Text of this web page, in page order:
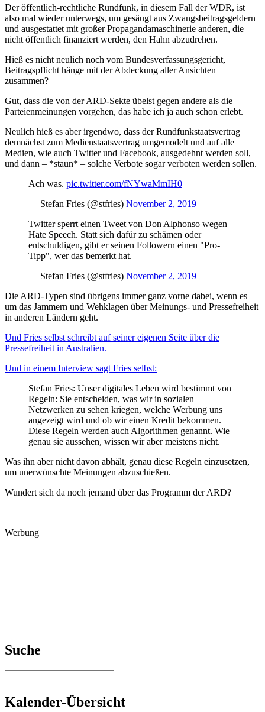
Der öffentlich-rechtliche Rundfunk, in diesem Fall der WDR, ist
also mal wieder unterwegs, um gesäugt aus Zwangsbeitragsgeldern
und ausgestattet mit großer Propagandamaschinerie anderen, die
nicht öffentlich finanziert werden, den Hahn abzudrehen.
Hieß es nicht neulich noch vom Bundesverfassungsgericht,
Beitragspflicht hänge mit der Abdeckung aller Ansichten
zusammen?
Gut, dass die von der ARD-Sekte übelst gegen andere als die
Parteienmeinungen vorgehen, das habe ich ja auch schon erlebt.
Neulich hieß es aber irgendwo, dass der Rundfunkstaatsvertrag
demnächst zum Medienstaatsvertrag umgemodelt und auf alle
Medien, wie auch Twitter und Facebook, ausgedehnt werden soll,
und dann – *staun* – solche Verbote sogar verboten werden sollen.
Ach was. pic.twitter.com/fNYwaMmIH0
— Stefan Fries (@stfries) November 2, 2019
Twitter sperrt einen Tweet von Don Alphonso wegen
Hate Speech. Statt sich dafür zu schämen oder
entschuldigen, gibt er seinen Followern einen "Pro-
Tipp", wer das bemerkt hat.
— Stefan Fries (@stfries) November 2, 2019
Die ARD-Typen sind übrigens immer ganz vorne dabei, wenn es
um das Jammern und Wehklagen über Meinungs- und Pressefreiheit
in anderen Ländern geht.
Und Fries selbst schreibt auf seiner eigenen Seite über die
Pressefreiheit in Australien.
Und in einem Interview sagt Fries selbst:
Stefan Fries: Unser digitales Leben wird bestimmt von
Regeln: Sie entscheiden, was wir in sozialen
Netzwerken zu sehen kriegen, welche Werbung uns
angezeigt wird und ob wir einen Kredit bekommen.
Diese Regeln werden auch Algorithmen genannt. Wie
genau sie aussehen, wissen wir aber meistens nicht.
Was ihn aber nicht davon abhält, genau diese Regeln einzusetzen,
um unerwünschte Meinungen abzuschießen.
Wundert sich da noch jemand über das Programm der ARD?
Werbung
Suche
Kalender-Übersicht